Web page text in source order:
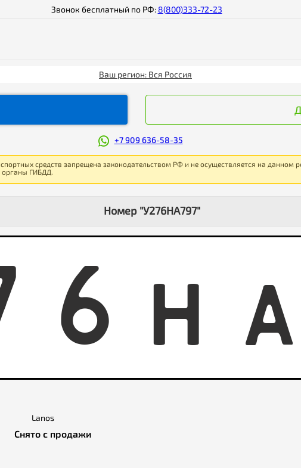
Звонок бесплатный по РФ: 8(800)333-72-23
Ваш регион: Вся Россия
+7 909 636-58-35
средств запрещена законодательством РФ и не осуществляется на
органы ГИБДД.
Номер "У276НА797"
6 H A
Lanos
Снято с продажи